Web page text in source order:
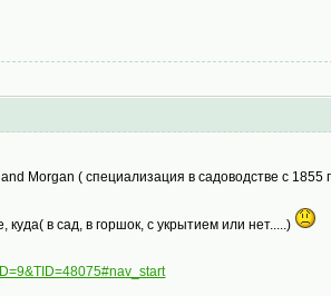
Morgan ( специализация в садоводстве с 1855
в сад, в горшок, с укрытием или нет.....)